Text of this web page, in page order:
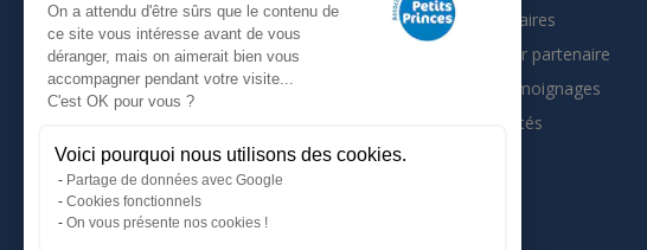
On a attendu d'être sûrs que le contenu de
ce site vous intéresse avant de vous
déranger, mais on aimerait bien vous
accompagner pendant votre visite...
C'est OK pour vous ?
Voici pourquoi nous utilisons des cookies.
Partage de données avec Google
Cookies fonctionnels
On vous présente nos cookies !
Je m'inscris à la newsletter
Suivez nous sur :
Mentions légales
Politique de confidentialité
Partenaires
Devenir partenaire
Les témoignages
Actualités